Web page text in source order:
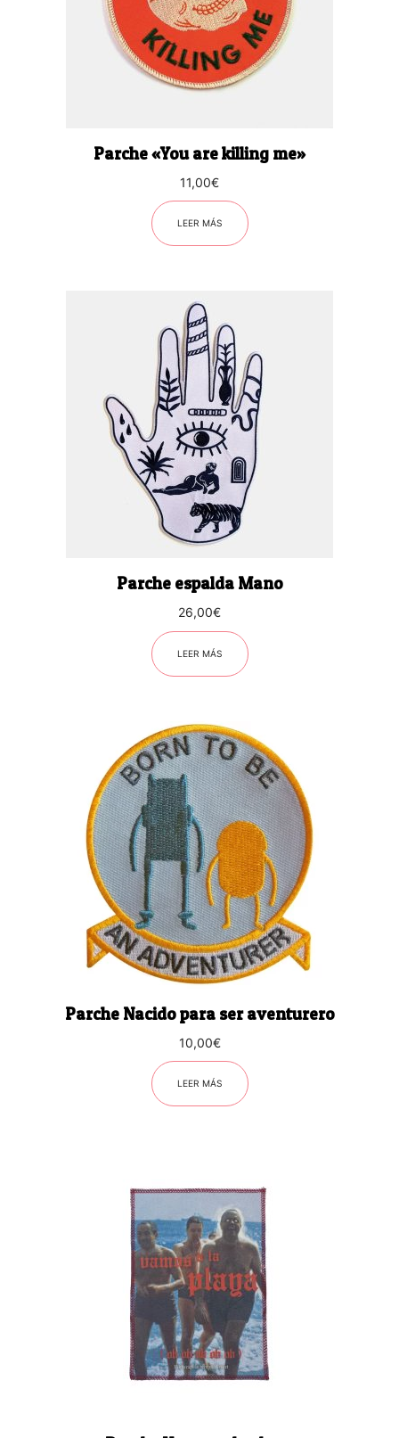
Parche «You are killing me»
11,00€
LEER MÁS
Parche espalda Mano
26,00€
LEER MÁS
Parche Nacido para ser aventurero
10,00€
LEER MÁS